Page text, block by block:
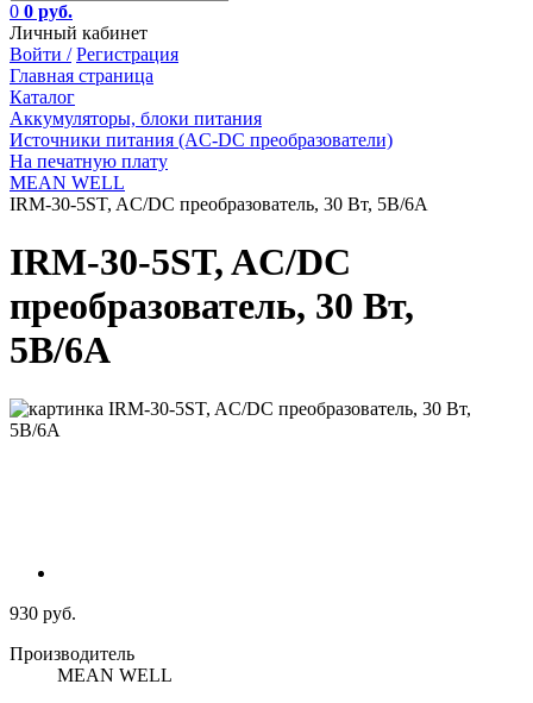
0 0 руб.
Личный кабинет
Войти / Регистрация
Главная страница
Каталог
Аккумуляторы, блоки питания
Источники питания (AC-DC преобразователи)
На печатную плату
MEAN WELL
IRM-30-5ST, AC/DC преобразователь, 30 Вт, 5В/6А
IRM-30-5ST, AC/DC
преобразователь, 30 Вт,
5В/6А
930 руб.
Производитель
MEAN WELL